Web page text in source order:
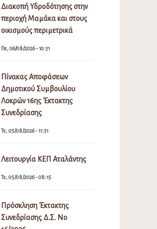
Διακοπή Υδροδότησης στην
περιοχή Μαμάκα και στους
οικισμούς περιμετρικά
Πε, 06/08/2026 - 10:31
Πίνακας Αποφάσεων
Δημοτικού Συμβουλίου
Λοκρών 16ης Έκτακτης
Συνεδρίασης
Τε, 05/08/2026 - 11:31
Λειτουργία ΚΕΠ Αταλάντης
Τε, 05/08/2026 - 08:15
Πρόσκληση Έκτακτης
Συνεδρίασης Δ.Σ. Νο